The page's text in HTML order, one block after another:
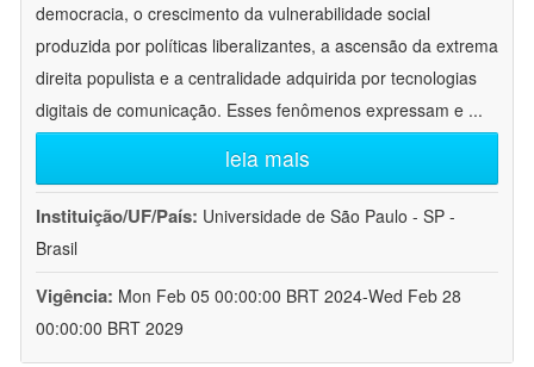
democracia, o crescimento da vulnerabilidade social
produzida por políticas liberalizantes, a ascensão da extrema
direita populista e a centralidade adquirida por tecnologias
digitais de comunicação. Esses fenômenos expressam e ...
leia mais
Instituição/UF/País: Universidade de São Paulo - SP -
Brasil
Vigência: Mon Feb 05 00:00:00 BRT 2024-Wed Feb 28
00:00:00 BRT 2029